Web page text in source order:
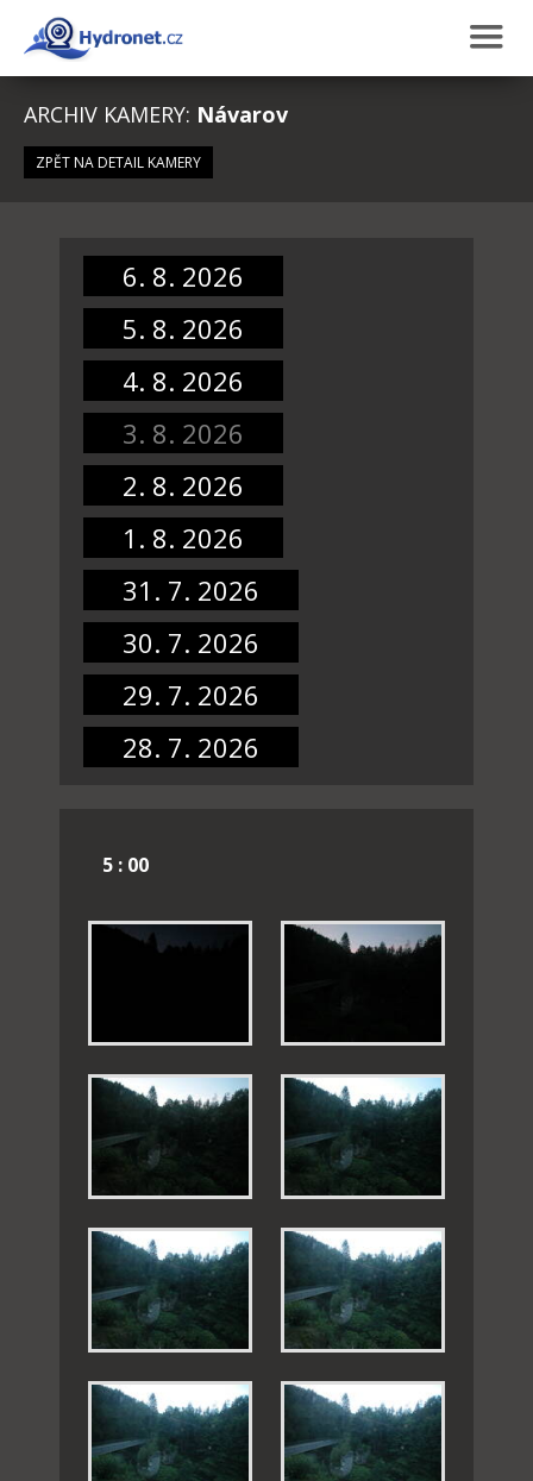
ARCHIV KAMERY: Návarov
ZPĚT NA DETAIL KAMERY
6. 8. 2026
5. 8. 2026
4. 8. 2026
3. 8. 2026
2. 8. 2026
1. 8. 2026
31. 7. 2026
30. 7. 2026
29. 7. 2026
28. 7. 2026
5 : 00